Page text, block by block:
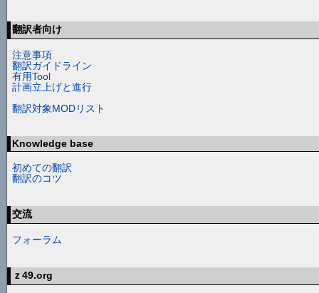
翻訳者向け
注意事項
翻訳ガイドライン
有用Tool
計画立上げと進行
翻訳対象MODリスト
Knowledge base
初めての翻訳
翻訳のコツ
交流
フォーラム
ｚ49.org